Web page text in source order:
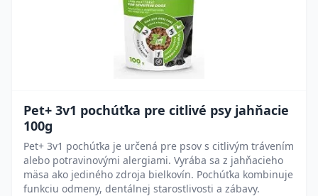
Pet+ 3v1 pochúťka pre citlivé psy jahňacie
100g
Pet+ 3v1 pochúťka je určená pre psov s citlivým trávením
alebo potravinovými alergiami. Vyrába sa z jahňacieho
mäsa ako jediného zdroja bielkovín. Pochúťka kombinuje
funkciu odmeny, dentálnej starostlivosti a zábavy.